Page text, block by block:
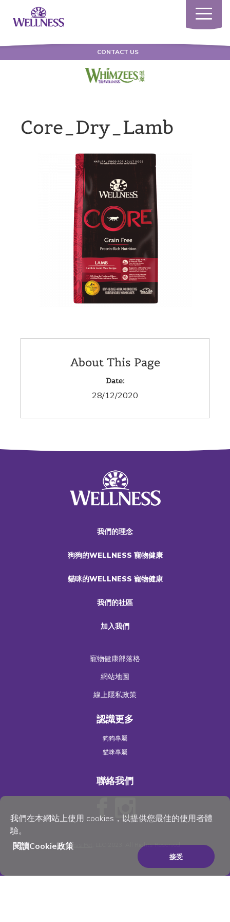
我們在本網站上使用 cookies，以提供您最佳的使用者體
驗。
閱讀Cookie政策
接受
Toggle
CONTACT US
Core_Dry_Lamb
About This Page
Date:
28/12/2020
我們的理念
狗狗的WELLNESS 寵物健康
貓咪的WELLNESS 寵物健康
我們的社區
加入我們
寵物健康部落格
網站地圖
線上隱私政策
認識更多
狗狗專屬
貓咪專屬
聯絡我們
©Wellness Pet , LLC 2023. All Rights Reserved